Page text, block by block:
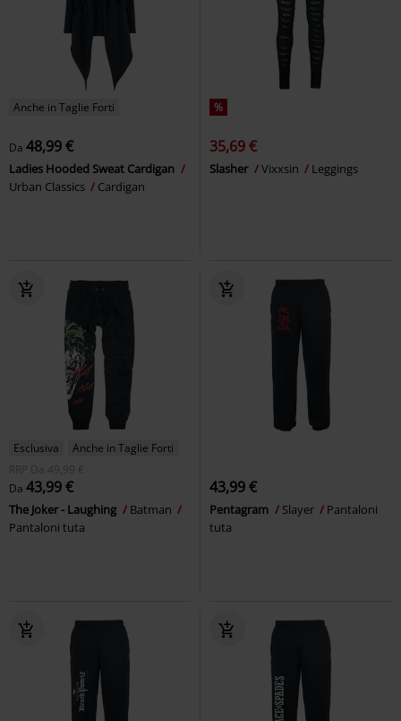
Anche in Taglie Forti
Da 48,99 €
Ladies Hooded Sweat Cardigan
Urban Classics
Cardigan
%
35,69 €
Slasher Vixxsin Leggings
Esclusiva
Anche in Taglie Forti
RRP
Da
49,99 €
Da 43,99 €
The Joker - Laughing
Batman
Pantaloni tuta
43,99 €
Pentagram Slayer
Pantaloni
tuta